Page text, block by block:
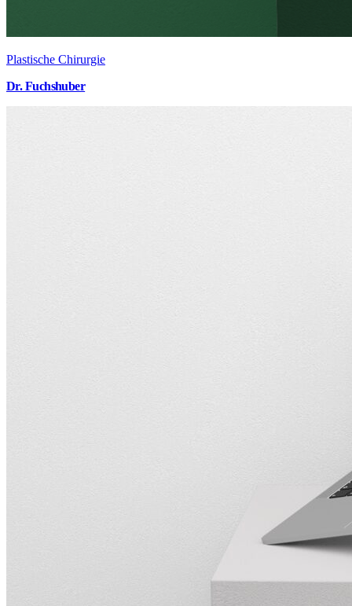
Plastische Chirurgie
Dr. Fuchshuber